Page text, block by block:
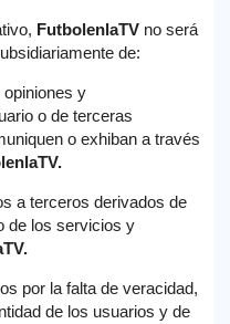
FutbolenlaTV no será
de:
y
o de terceras
o exhiban a través
.
a terceros derivados de
de los servicios y
.
por la falta de veracidad,
de los usuarios y de